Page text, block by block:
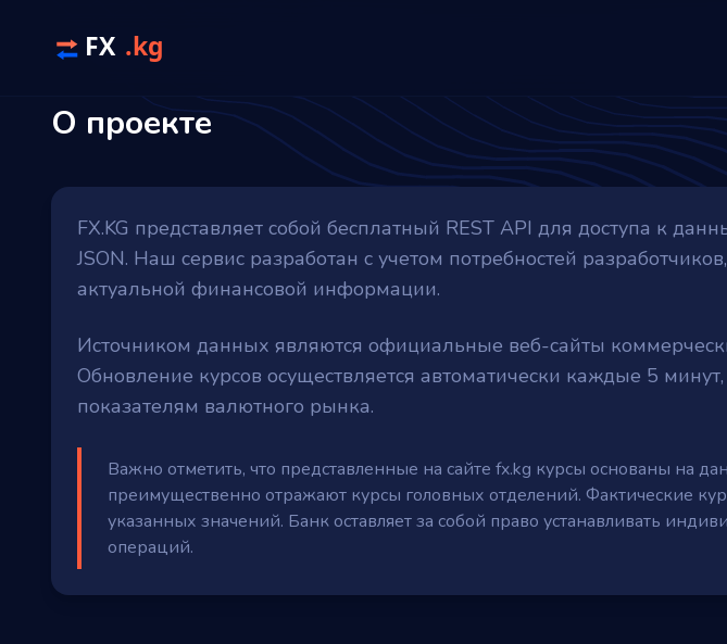
О проекте
FX.KG представляет собой бесплатный REST API для доступа к
JSON. Наш сервис разработан с учетом потребностей
актуальной финансовой информации.
Источником данных являются официальные веб-сайты
Обновление курсов осуществляется автоматически каждые 5
показателям валютного рынка.
Важно отметить, что представленные на сайте fx.kg курсы основаны на
преимущественно отражают курсы головных отделений. Фактические
указанных значений. Банк оставляет за собой право устанавливать
операций.